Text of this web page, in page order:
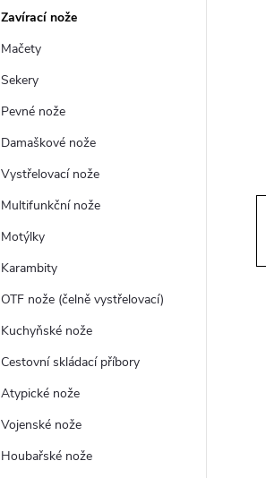
Zavírací nože
Mačety
Sekery
Pevné nože
Damaškové nože
Vystřelovací nože
Multifunkční nože
Motýlky
Karambity
OTF nože (čelně vystřelovací)
Kuchyňské nože
Cestovní skládací příbory
Atypické nože
Vojenské nože
Houbařské nože